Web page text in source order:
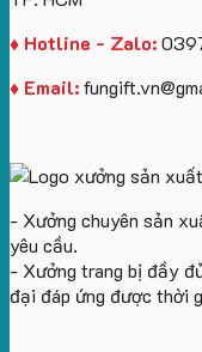
♦ Hotline - Zalo:
♦ Email:
- Xưởng chuyên sản
yêu cầu.
- Xưởng trang bị đầy
đại đáp ứng được thời